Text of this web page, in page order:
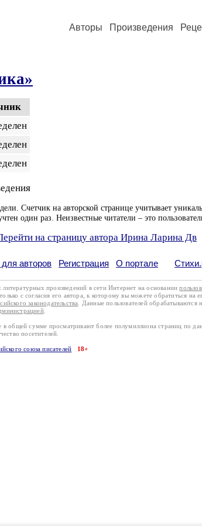
Авторы Произведения
Счетчик на авторской странице учитывает
один раз. Неизвестные читатели – это
на страницу автора Ирина Ларина Дв
авторов Регистрация О портале
произведений в сети Интернет на основании
с согласия его автора, к которому вы можете обратиться на
законодательства . Данные пользователей обрабатываются
.
общей сумме просматривают более полумиллиона страниц по
посетителей.
союза писателей 18+